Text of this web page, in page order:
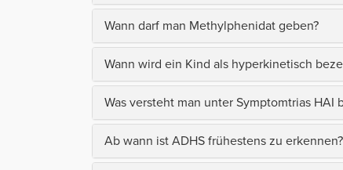
Wann darf man Methylphenidat geben?
Wann wird ein Kind als hyperkinetisch
Was versteht man unter Symptomtrias HAI
Ab wann ist ADHS frühestens zu erkennen?